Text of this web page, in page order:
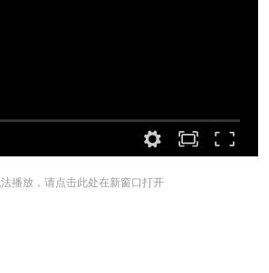
播放，请点击此处在新窗口打开